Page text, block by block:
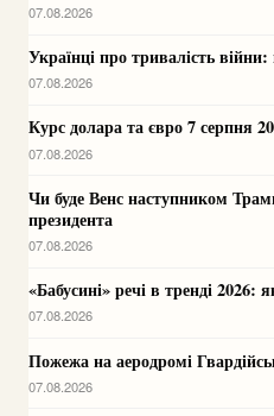
07.08.2026
Українці про тривалість
07.08.2026
Курс долара та євро 7 серпня
07.08.2026
Чи буде Венс наступником
президента
07.08.2026
«Бабусині» речі в тренді 2026:
07.08.2026
Пожежа на аеродромі
07.08.2026